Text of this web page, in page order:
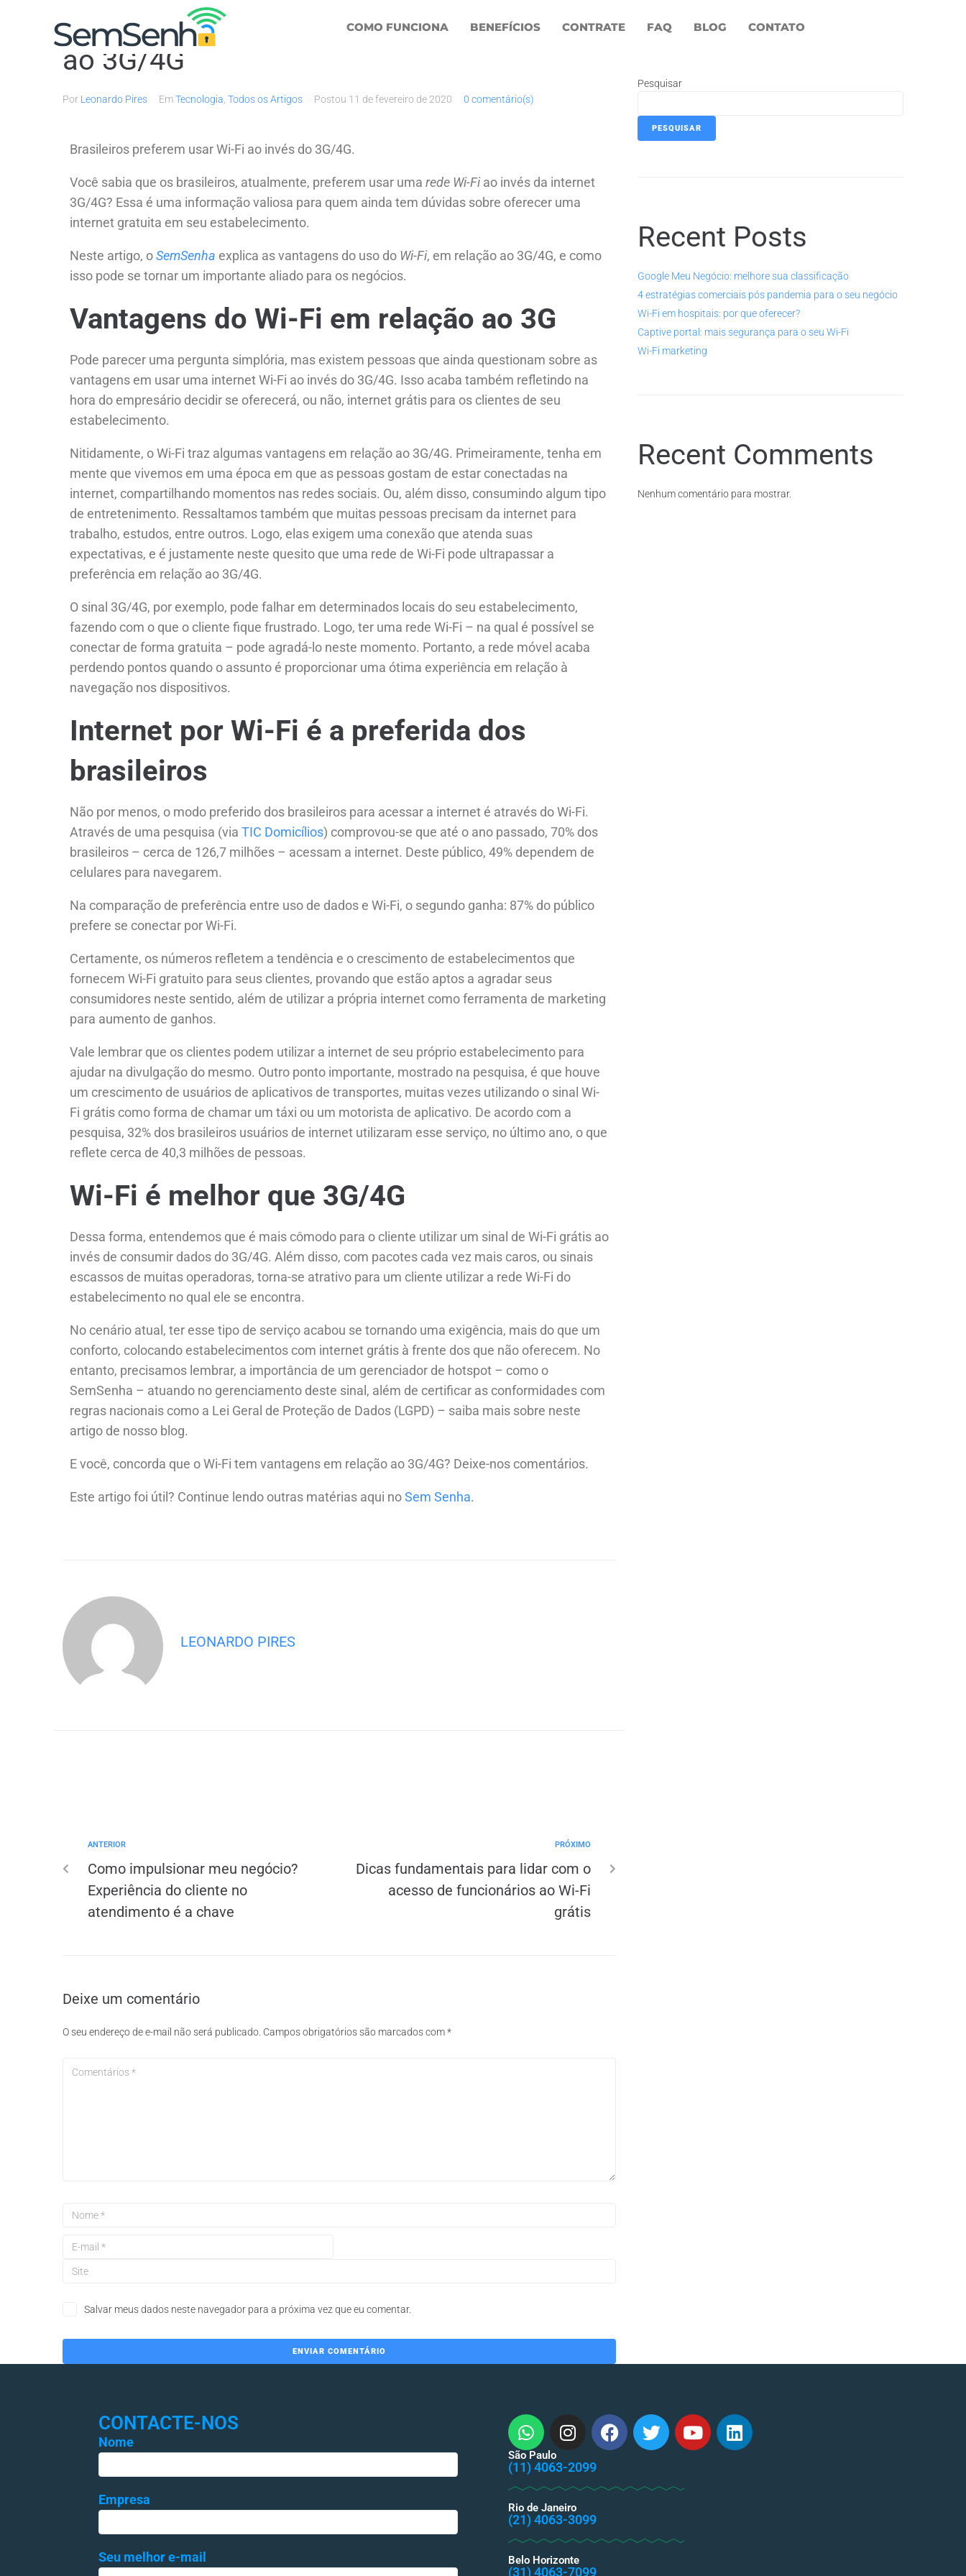
COMO FUNCIONA BENEFÍCIOS CONTRATE FAQ BLOG CONTATO
As vantagens da Internet Wi-Fi em relação
ao 3G/4G
Por Leonardo Pires EmTecnologia Todos os Artigos Postou 11 de fevereiro de 2020 0 comentário(s)
Brasileiros preferem usar Wi-Fi ao invés do 3G/4G.
Você sabia que os brasileiros, atualmente, preferem usar uma rede Wi-Fi ao invés da internet
3G/4G? Essa é uma informação valiosa para quem ainda tem dúvidas sobre oferecer uma
internet gratuita em seu estabelecimento.
Neste artigo, oSemSenha explica as vantagens do uso do Wi-Fi, em relação ao 3G/4G, e como
isso pode se tornar um importante aliado para os negócios.
Vantagens do Wi-Fi em relação ao 3G
Pode parecer uma pergunta simplória, mas existem pessoas que ainda questionam sobre as
vantagens em usar uma internet Wi-Fi ao invés do 3G/4G. Isso acaba também refletindo na
hora do empresário decidir se oferecerá, ou não, internet grátis para os clientes de seu
estabelecimento.
Nitidamente, o Wi-Fi traz algumas vantagens em relação ao 3G/4G. Primeiramente, tenha em
mente que vivemos em uma época em que as pessoas gostam de estar conectadas na
internet, compartilhando momentos nas redes sociais. Ou, além disso, consumindo algum tipo
de entretenimento. Ressaltamos também que muitas pessoas precisam da internet para
trabalho, estudos, entre outros. Logo, elas exigem uma conexão que atenda suas
expectativas, e é justamente neste quesito que uma rede de Wi-Fi pode ultrapassar a
preferência em relação ao 3G/4G.
O sinal 3G/4G, por exemplo, pode falhar em determinados locais do seu estabelecimento,
fazendo com o que o cliente fique frustrado. Logo, ter uma rede Wi-Fi – na qual é possível se
conectar de forma gratuita – pode agradá-lo neste momento. Portanto, a rede móvel acaba
perdendo pontos quando o assunto é proporcionar uma ótima experiência em relação à
navegação nos dispositivos.
Internet por Wi-Fi é a preferida dos
brasileiros
Não por menos, o modo preferido dos brasileiros para acessar a internet é através do Wi-Fi.
Através de uma pesquisa (via TIC Domicílios) comprovou-se que até o ano passado, 70% dos
brasileiros – cerca de 126,7 milhões – acessam a internet. Deste público, 49% dependem de
celulares para navegarem.
Na comparação de preferência entre uso de dados e Wi-Fi, o segundo ganha: 87% do público
prefere se conectar por Wi-Fi.
Certamente, os números refletem a tendência e o crescimento de estabelecimentos que
fornecem Wi-Fi gratuito para seus clientes, provando que estão aptos a agradar seus
consumidores neste sentido, além de utilizar a própria internet como ferramenta de marketing
para aumento de ganhos.
Vale lembrar que os clientes podem utilizar a internet de seu próprio estabelecimento para
ajudar na divulgação do mesmo. Outro ponto importante, mostrado na pesquisa, é que houve
um crescimento de usuários de aplicativos de transportes, muitas vezes utilizando o sinal Wi-
Fi grátis como forma de chamar um táxi ou um motorista de aplicativo. De acordo com a
pesquisa, 32% dos brasileiros usuários de internet utilizaram esse serviço, no último ano, o que
reflete cerca de 40,3 milhões de pessoas.
Wi-Fi é melhor que 3G/4G
Dessa forma, entendemos que é mais cômodo para o cliente utilizar um sinal de Wi-Fi grátis ao
invés de consumir dados do 3G/4G. Além disso, com pacotes cada vez mais caros, ou sinais
escassos de muitas operadoras, torna-se atrativo para um cliente utilizar a rede Wi-Fi do
estabelecimento no qual ele se encontra.
No cenário atual, ter esse tipo de serviço acabou se tornando uma exigência, mais do que um
conforto, colocando estabelecimentos com internet grátis à frente dos que não oferecem. No
entanto, precisamos lembrar, a importância de um gerenciador de hotspot – como o
SemSenha – atuando no gerenciamento deste sinal, além de certificar as conformidades com
regras nacionais como a Lei Geral de Proteção de Dados (LGPD) – saiba mais sobre neste
artigo de nosso blog.
E você, concorda que o Wi-Fi tem vantagens em relação ao 3G/4G? Deixe-nos comentários.
Este artigo foi útil? Continue lendo outras matérias aqui noSem Senha.
LEONARDO PIRES
ANTERIOR
Como impulsionar meu negócio?
Experiência do cliente no
atendimento é a chave
PRÓXIMO
Dicas fundamentais para lidar com o
acesso de funcionários ao Wi-Fi
grátis
Deixe um comentário
O seu endereço de e-mail não será publicado. Campos obrigatórios são marcados com*
Salvar meus dados neste navegador para a próxima vez que eu comentar.
Pesquisar
PESQUISAR
Recent Posts
Google Meu Negócio: melhore sua classificação
4 estratégias comerciais pós pandemia para o seu negócio
Wi-Fi em hospitais: por que oferecer?
Captive portal: mais segurança para o seu Wi-Fi
Wi-Fi marketing
Recent Comments
Nenhum comentário para mostrar.
CONTACTE-NOS
Nome
Empresa
Seu melhor e-mail
São Paulo
(11) 4063-2099
Rio de Janeiro
(21) 4063-3099
Belo Horizonte
(31) 4063-7099